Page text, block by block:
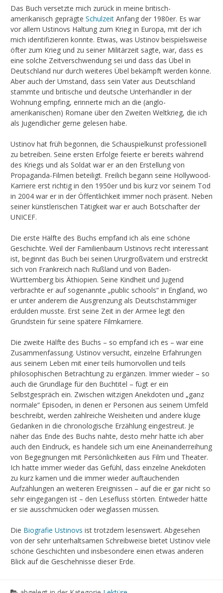
Das Buch versetzte mich zurück in meine britisch-
amerikanisch geprägte Schulzeit Anfang der 1980er. Es war
vor allem Ustinovs Haltung zum Krieg in Europa, mit der ich
mich identifizieren konnte. Etwas, was Ustinov beispielsweise
öfter zum Krieg und zu seiner Militärzeit sagte, war, dass es
eine solche Zeitverschwendung sei und dass das Übel in
Deutschland nur durch weiteres Übel bekämpft werden könne.
Aber auch der Umstand, dass sein Vater aus Deutschland
stammte und britische und deutsche Unterhändler in der
Wohnung empfing, erinnerte mich an die (anglo-
amerikanischen) Romane über den Zweiten Weltkrieg, die ich
als Jugendlicher gerne gelesen habe.
Ustinov hat früh begonnen, die Schauspielkunst professionell
zu betreiben. Seine ersten Erfolge feierte er bereits während
des Kriegs und als Soldat war er an den Erstellung von
Propaganda-Filmen beteiligt. Freilich begann seine Hollywood-
Karriere erst richtig in den 1950er und bis kurz vor seinem Tod
in 2004 war er in der Öffentlichkeit immer noch präsent. Neben
seiner künstlerischen Tätigkeit war er auch Botschafter der
UNICEF.
Die erste Hälfte des Buchs empfand ich als eine schöne
Geschichte. Weil der Familienbaum Ustinovs recht interessant
ist, beginnt das Buch bei seinen Ururgroßvätern und erstreckt
sich von Frankreich nach Rußland und von Baden-
Württemberg bis Äthiopien. Seine Kindheit und Jugend
verbrachte er auf sogenannte „public schools“ in England, wo
er unter anderem die Ausgrenzung als Deutschstämmiger
erdulden musste. Erst seine Zeit in der Armee legt den
Grundstein für seine spätere Filmkarriere.
Die zweite Hälfte des Buchs – so empfand ich es – war eine
Zusammenfassung. Ustinov versucht, einzelne Erfahrungen
aus seinem Leben mit einer teils humorvollen und teils
philosophischen Betrachtung zu ergänzen. Immer wieder – so
auch die Grundlage für den Buchtitel – fügt er ein
Selbstgespräch ein. Zwischen witzigen Anekdoten und „ganz
normale“ Episoden, in denen er Personen aus seinem Umfeld
beschreibt, werden zahlreiche Weisheiten und andere kluge
Gedanken in die chronologische Erzählung eingestreut. Je
näher das Ende des Buchs nahte, desto mehr hatte ich aber
auch den Eindruck, es handele sich um eine Aneinanderreihung
von Begegnungen mit Persönlichkeiten aus Film und Theater.
Ich hatte immer wieder das Gefühl, dass einzelne Anekdoten
zu kurz kamen und die immer wieder auftauchenden
Aufzählungen an weiteren Ereignissen – auf die er gar nicht so
sehr eingegangen ist – den Lesefluss störten. Entweder hätte
er sie ausschmücken oder weglassen müssen.
Die Biografie Ustinovs ist trotzdem lesenswert. Abgesehen
von der sehr unterhaltsamen Schreibweise bietet Ustinov viele
schöne Geschichten und insbesondere einen etwas anderen
Blick auf die Geschehnisse dieser Erde.